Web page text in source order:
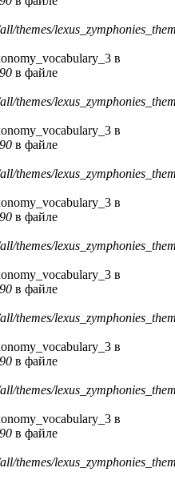
themes/
в
90 в файле
themes/
в
90 в файле
themes/
в
90 в файле
themes/
в
90 в файле
themes/
в
90 в файле
themes/
в
90 в файле
themes/